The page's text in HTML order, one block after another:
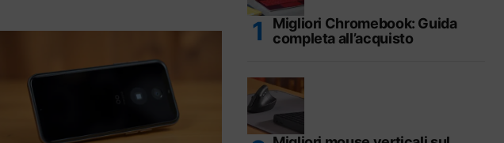
Migliori Chromebook: Guida
completa all’acquisto